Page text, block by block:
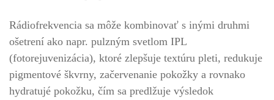
Rádiofrekvencia sa môže kombinovať s inými druhmi
ošetrení ako napr. pulzným svetlom IPL
(fotorejuvenizácia), ktoré zlepšuje textúru pleti, redukuje
pigmentové škvrny, začervenanie pokožky a rovnako
hydratujé pokožku, čím sa predlžuje výsledok